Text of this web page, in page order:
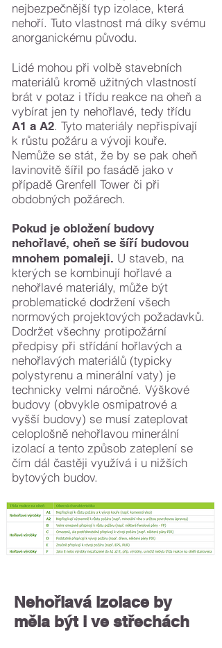
nejbezpečnější typ izolace, která
nehoří. Tuto vlastnost má díky svému
anorganickému původu.
Lidé mohou při volbě stavebních
materiálů kromě užitných vlastností
brát v potaz i třídu reakce na oheň a
vybírat jen ty nehořlavé, tedy třídu
A1 a A2. Tyto materiály nepřispívají
k růstu požáru a vývoji kouře.
Nemůže se stát, že by se pak oheň
lavinovitě šířil po fasádě jako v
případě Grenfell Tower či při
obdobných požárech.
Pokud je obložení budovy
nehořlavé, oheň se šíří budovou
mnohem pomaleji. U staveb, na
kterých se kombinují hořlavé a
nehořlavé materiály, může být
problematické dodržení všech
normových projektových požadavků.
Dodržet všechny protipožární
předpisy při střídání hořlavých a
nehořlavých materiálů (typicky
polystyrenu a minerální vaty) je
technicky velmi náročné. Výškové
budovy (obvykle osmipatrové a
vyšší budovy) se musí zateplovat
celoplošně nehořlavou minerální
izolací a tento způsob zateplení se
čím dál častěji využívá i u nižších
bytových budov.
Nehořlavá izolace by
měla být i ve střechách